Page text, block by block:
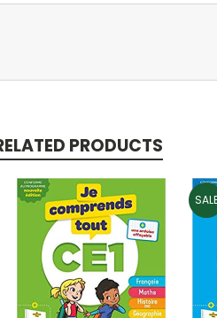
PRODUCTS